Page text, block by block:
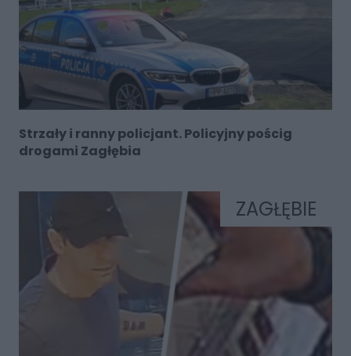
Strzały i ranny policjant. Policyjny pościg
drogami Zagłębia
ZAGŁĘBIE